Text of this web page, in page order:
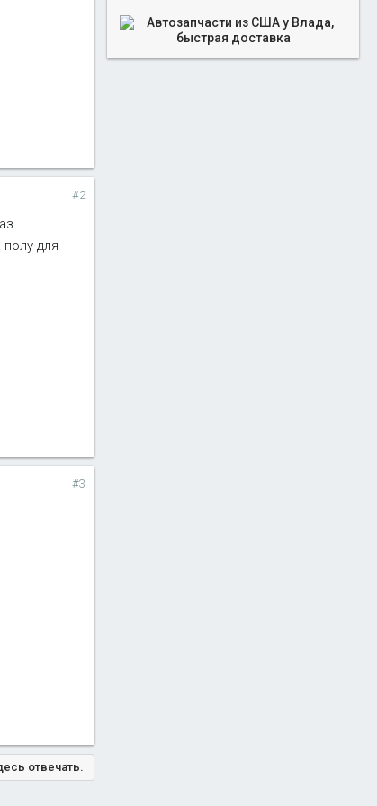
#2
для
#3
отвечать.